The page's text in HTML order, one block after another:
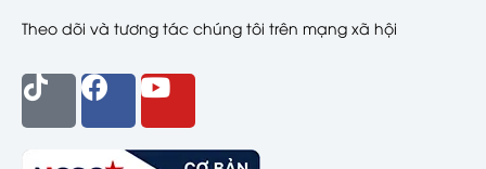
Theo dõi và tương tác chúng tôi trên mạng xã hội